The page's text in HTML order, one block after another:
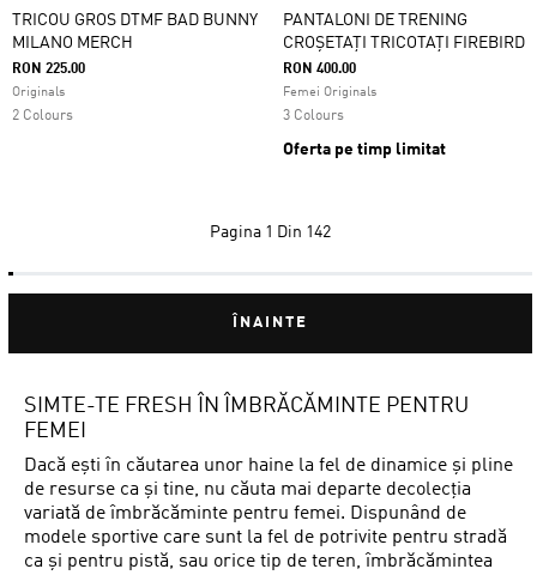
TRICOU GROS DTMF BAD BUNNY
MILANO MERCH
RON 225.00
Originals
2 Colours
PANTALONI DE TRENING
CROȘETAȚI TRICOTAȚI FIREBIRD
RON 400.00
Femei Originals
3 Colours
Oferta pe timp limitat
Pagina 1 Din 142
ÎNAINTE
SIMTE-TE FRESH ÎN ÎMBRĂCĂMINTE PENTRU
FEMEI
Dacă ești în căutarea unor haine la fel de dinamice și pline
de resurse ca și tine, nu căuta mai departe decolecția
variată de îmbrăcăminte pentru femei. Dispunând de
modele sportive care sunt la fel de potrivite pentru stradă
ca și pentru pistă, sau orice tip de teren, îmbrăcămintea